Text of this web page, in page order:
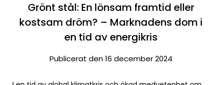
Grönt stål: En lönsam framtid eller
kostsam dröm? – Marknadens dom i
en tid av energikris
Publicerat den 16 december 2024